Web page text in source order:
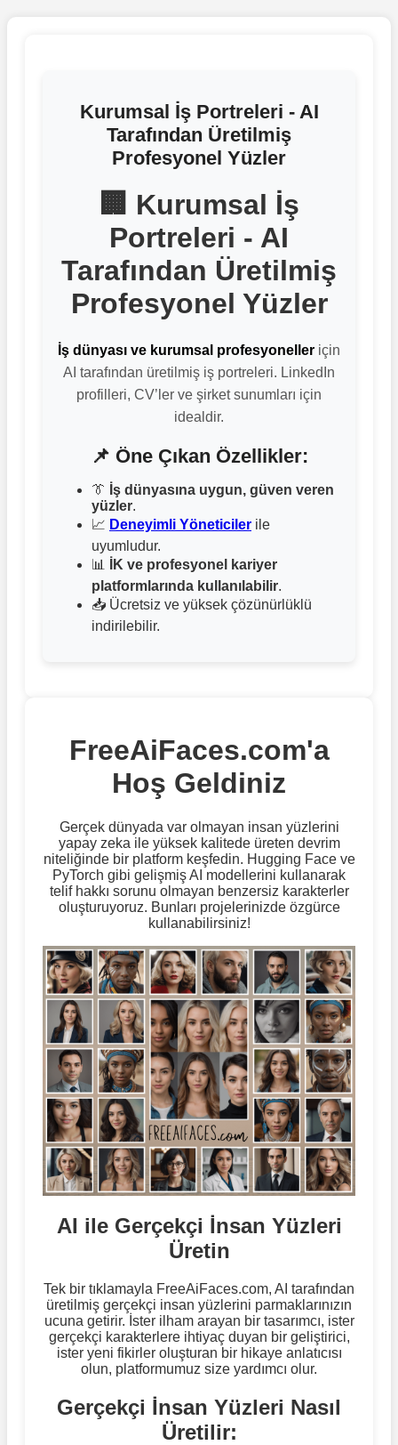
Kurumsal İş Portreleri - AI
Tarafından Üretilmiş
Profesyonel Yüzler
🏢 Kurumsal İş
Portreleri - AI
Tarafından Üretilmiş
Profesyonel Yüzler
İş dünyası ve kurumsal profesyoneller için
AI tarafından üretilmiş iş portreleri. LinkedIn
profilleri, CV’ler ve şirket sunumları için
idealdir.
📌 Öne Çıkan Özellikler:
👔 İş dünyasına uygun, güven veren
yüzler.
📈 Deneyimli Yöneticiler ile
uyumludur.
📊
İK ve profesyonel kariyer
platformlarında kullanılabilir.
📥 Ücretsiz ve yüksek çözünürlüklü
indirilebilir.
FreeAiFaces.com'a
Hoş Geldiniz
Gerçek dünyada var olmayan insan yüzlerini
yapay zeka ile yüksek kalitede üreten devrim
niteliğinde bir platform keşfedin. Hugging Face ve
PyTorch gibi gelişmiş AI modellerini kullanarak
telif hakkı sorunu olmayan benzersiz karakterler
oluşturuyoruz. Bunları projelerinizde özgürce
kullanabilirsiniz!
AI ile Gerçekçi İnsan Yüzleri
Üretin
Tek bir tıklamayla FreeAiFaces.com, AI tarafından
üretilmiş gerçekçi insan yüzlerini parmaklarınızın
ucuna getirir. İster ilham arayan bir tasarımcı, ister
gerçekçi karakterlere ihtiyaç duyan bir geliştirici,
ister yeni fikirler oluşturan bir hikaye anlatıcısı
olun, platformumuz size yardımcı olur.
Gerçekçi İnsan Yüzleri Nasıl
Üretilir: